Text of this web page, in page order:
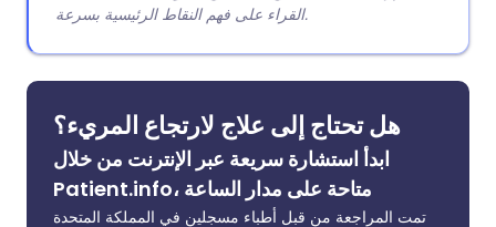
القراء على فهم النقاط الرئيسية بسرعة.
هل تحتاج إلى علاج لارتجاع المريء؟
ابدأ استشارة سريعة عبر الإنترنت من خلال
Patient.info، متاحة على مدار الساعة
تمت المراجعة من قبل أطباء مسجلين في المملكة المتحدة